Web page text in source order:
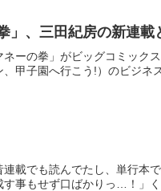
」、三田紀房の新連載
ーの拳」がビッグコミック
、甲子園へ行こう!）のビジ
載でも読んでたし、単行本
事もせず口ばかりっ…！」く